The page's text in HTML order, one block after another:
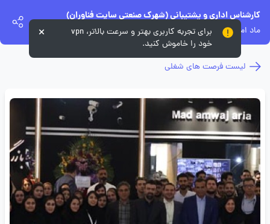
کارشناس اداری و پشتیبانی (شهرک صنعتی سایت فناوران)
ماد امواج آریا
لیست فرصت های شغلی
برای تجربه کاربری بهتر و سرعت بالاتر، vpn
خود را خاموش کنید.